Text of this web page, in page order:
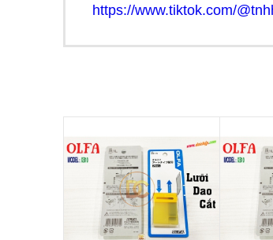
https://www.tiktok.com/